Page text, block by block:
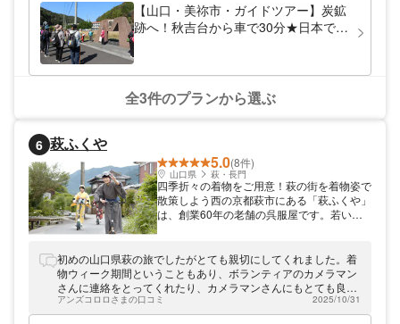
【山口・美祢市・ガイドツアー】炭鉱
跡へ！秋吉台から車で30分★日本では
祝!ユネスコ世界ジオパーク認定
★Mine秋吉台ジオパーク
全3件のプランから選ぶ
6 萩ふくや
5.0(8件)
山口県 萩・長門
四季折々の着物をご用意！萩の街を着物姿で
散策しよう西の京都萩市にある「萩ふくや」
は、創業60年の老舗の呉服屋です。若いお
です。着物や浴衣を着て萩の街を散策できる
プランをご用意。女性人気はもちろん、修学
旅行生やご夫婦でも楽しんでいただけます
よ！ぜひお立ち寄りください。
初めの山口県萩の旅でしたがとても親切にしてくれました。着
物ウィーク期間ということもあり、ボランティアのカメラマン
さんに連絡をとってくれたり、カメラマンさんにもとても良く
して頂きました。次回来た時も是非、体験したいと思いまし
た。
アンズコロロさまの口コミ 2025/10/31